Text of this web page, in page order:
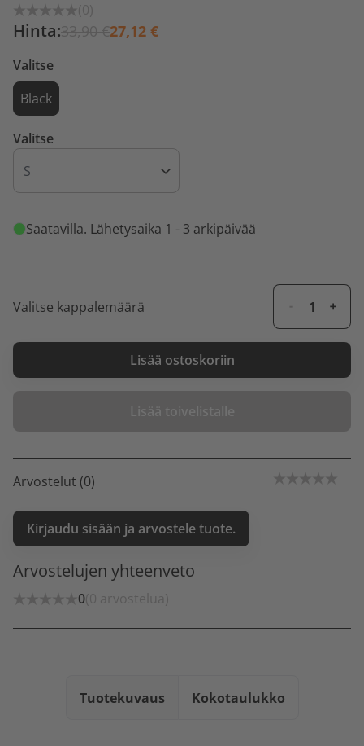
(0)
Hinta:33,90 €27,12 €
Valitse
Black
Valitse
Saatavilla. Lähetysaika 1 - 3 arkipäivää
Valitse kappalemäärä
Lisää ostoskoriin
Lisää toivelistalle
Arvostelut (0)
Kirjaudu sisään ja arvostele tuote.
Arvostelujen yhteenveto
0(0 arvostelua)
Tuotekuvaus Kokotaulukko